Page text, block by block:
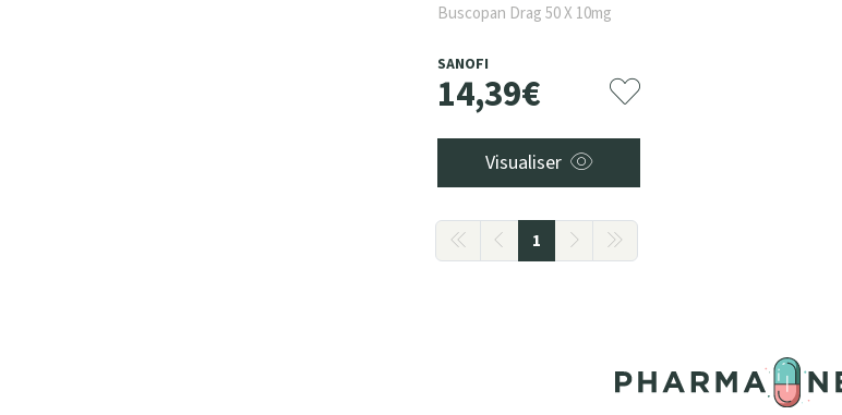
Buscopan Drag 50 X 10mg
SANOFI
14,39€
Visualiser
1